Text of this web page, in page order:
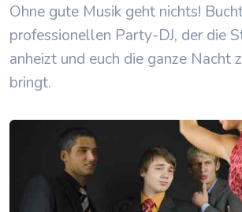
Ohne gute Musik geht nichts!
professionellen Party-DJ, der die
anheizt und euch die ganze Nacht
bringt.